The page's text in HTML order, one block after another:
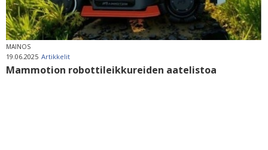
MAINOS
19.06.2025 Artikkelit
Mammotion robottileikkureiden aatelistoa